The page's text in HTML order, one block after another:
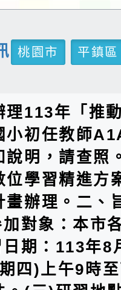
桃園市
平鎮區
理113年「推
小初任教師
說明，請查照
位學習精進方
畫辦理。二、
對象：本市
期：113年8
四)上午9時